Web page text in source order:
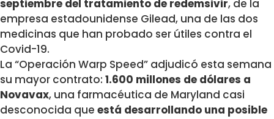
septiembre del tratamiento de redemsivir, de la
empresa estadounidense Gilead, una de las dos
medicinas que han probado ser útiles contra el
Covid-19.
La “Operación Warp Speed” adjudicó esta semana
su mayor contrato: 1.600 millones de dólares a
Novavax, una farmacéutica de Maryland casi
desconocida que está desarrollando una posible